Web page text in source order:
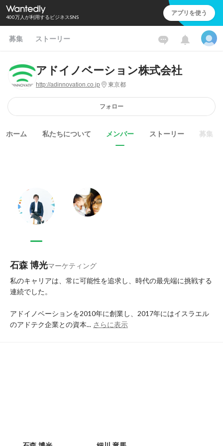
400万人が利用するビジネスSNS アプリを使う
募集 ストーリー
アドイノベーション株式会社
http://adinnovation.co.jp 東京都
フォロー
ホーム 私たちについて メンバー ストーリー 募集
石森 博光マーケティング
私のキャリアは、常に可能性を追求し、時代の最先端に挑戦する
連続でした。
アドイノベーションを2010年に創業し、2017年にはイスラエル
のアドテク企業との資本... さらに表示